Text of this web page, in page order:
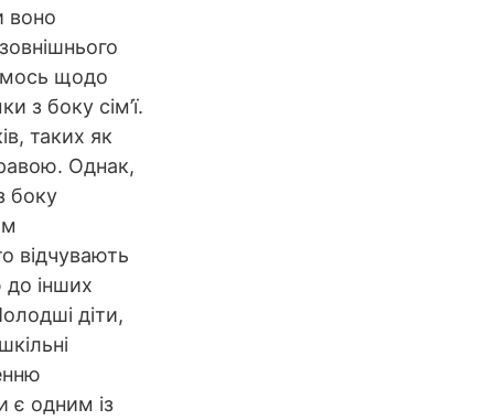
воно
щодо
з боку сім’ї.
таких як
Однак,
боку
відчувають
інших
діти,
є одним із